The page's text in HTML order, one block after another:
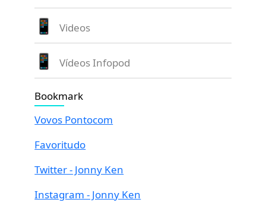
Videos
Vídeos Infopod
Bookmark
Vovos Pontocom
Favoritudo
Twitter - Jonny Ken
Instagram - Jonny Ken